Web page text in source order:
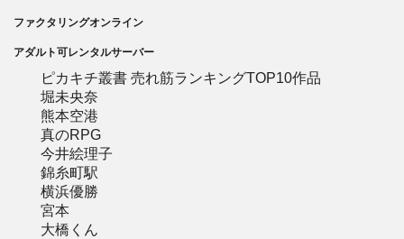
ファクタリングオンライン
アダルト可レンタルサーバー
ピカキチ叢書 売れ筋ランキングTOP10作品
堀未央奈
熊本空港
真のRPG
今井絵理子
錦糸町駅
横浜優勝
宮本
大橋くん